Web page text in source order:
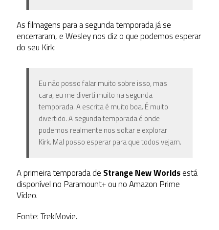
As filmagens para a segunda temporada já se
encerraram, e Wesley nos diz o que podemos esperar
do seu Kirk:
Eu não posso falar muito sobre isso, mas
cara, eu me diverti muito na segunda
temporada. A escrita é muito boa. É muito
divertido. A segunda temporada é onde
podemos realmente nos soltar e explorar
Kirk. Mal posso esperar para que todos vejam.
A primeira temporada de Strange New Worldsestá
disponível no Paramount+ ou no Amazon Prime
Vídeo.
Fonte: TrekMovie.